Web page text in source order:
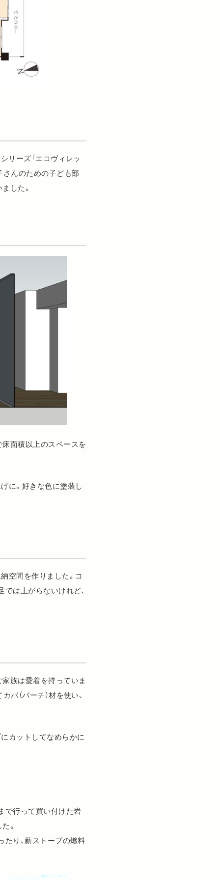
リーズ「エコヴィレッ
さんのための子ども部
した。
面積以上のスペースを
に。好きな色に塗装し
空間を作りました。コ
は上がらないけれど、
族は愛着を持っていま
（バーチ）材を使い、
カットしてなめらかに
で行って買い付けた岩
。
たり、薪ストーブの燃料